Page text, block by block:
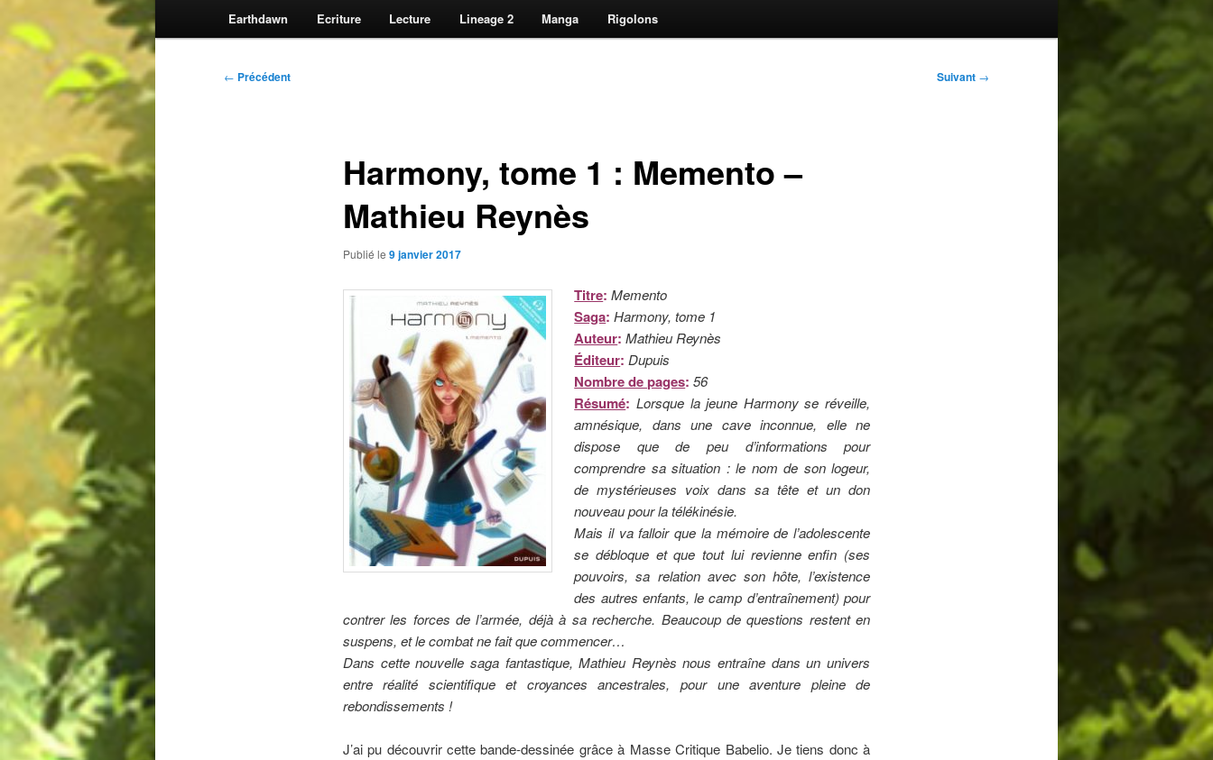
Earthdawn Ecriture Lecture Lineage 2 Manga Rigolons
Navigation
← Précédent Suivant →
Harmony, tome 1 : Memento –
Mathieu Reynès
Publié le 9 janvier 2017
Titre: Memento
Saga: Harmony, tome 1
Auteur:Mathieu Reynès
Éditeur: Dupuis
Nombre de pages: 56
Résumé: Lorsque la jeune Harmony se réveille,
amnésique, dans une cave inconnue, elle ne
dispose que de peu d’informations pour
comprendre sa situation : le nom de son logeur,
de mystérieuses voix dans sa tête et un don
nouveau pour la télékinésie.
Mais il va falloir que la mémoire de l’adolescente
se débloque et que tout lui revienne enfin (ses
pouvoirs, sa relation avec son hôte, l’existence
des autres enfants, le camp d’entraînement) pour
contrer les forces de l’armée, déjà à sa recherche. Beaucoup de questions restent en
suspens, et le combat ne fait que commencer…
Dans cette nouvelle saga fantastique, Mathieu Reynès nous entraîne dans un univers
entre réalité scientifique et croyances ancestrales, pour une aventure pleine de
rebondissements !
J’ai pu découvrir cette bande-dessinée grâce à Masse Critique Babelio. Je tiens donc à